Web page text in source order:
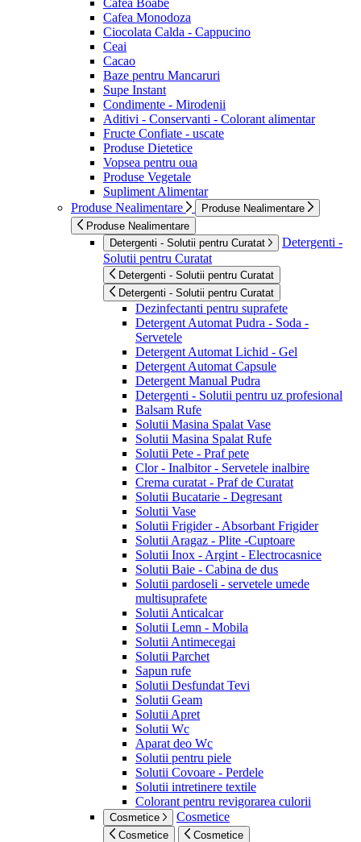
Cafea Monodoza
Ciocolata Calda - Cappucino
Ceai
Cacao
Baze pentru Mancaruri
Supe Instant
Condimente - Mirodenii
Aditivi - Conservanti - Colorant alimentar
Fructe Confiate - uscate
Produse Dietetice
Vopsea pentru oua
Produse Vegetale
Supliment Alimentar
Produse Nealimentare
Produse Nealimentare
Produse Nealimentare
Detergenti - Solutii pentru Curatat
Detergenti -
Solutii pentru Curatat
Detergenti - Solutii pentru Curatat
Detergenti - Solutii pentru Curatat
Dezinfectanti pentru suprafete
Detergent Automat Pudra - Soda -
Servetele
Detergent Automat Lichid - Gel
Detergent Automat Capsule
Detergent Manual Pudra
Detergenti - Solutii pentru uz profesional
Balsam Rufe
Solutii Masina Spalat Vase
Solutii Masina Spalat Rufe
Solutii Pete - Praf pete
Clor - Inalbitor - Servetele inalbire
Crema curatat - Praf de Curatat
Solutii Bucatarie - Degresant
Solutii Vase
Solutii Frigider - Absorbant Frigider
Solutii Aragaz - Plite -Cuptoare
Solutii Inox - Argint - Electrocasnice
Solutii Baie - Cabina de dus
Solutii pardoseli - servetele umede
multisuprafete
Solutii Anticalcar
Solutii Lemn - Mobila
Solutii Antimecegai
Solutii Parchet
Sapun rufe
Solutii Desfundat Tevi
Solutii Geam
Solutii Apret
Solutii Wc
Aparat deo Wc
Solutii pentru piele
Solutii Covoare - Perdele
Solutii intretinere textile
Colorant pentru revigorarea culorii
Cosmetice Cosmetice
Cosmetice Cosmetice